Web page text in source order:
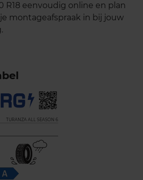
R18 eenvoudig online en plan
montageafspraak in bij jouw
TURANZA ALL SEASON 6